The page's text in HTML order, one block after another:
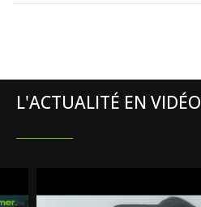
L'ACTUALITÉ EN VIDÉO